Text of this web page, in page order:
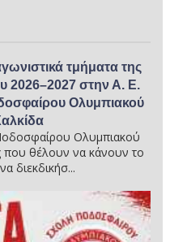
τμήματα της
2026–2027 στην Α. Ε.
Ολυμπιακού
Ολυμπιακού
που θέλουν να κάνουν το
διεκδικήσ...